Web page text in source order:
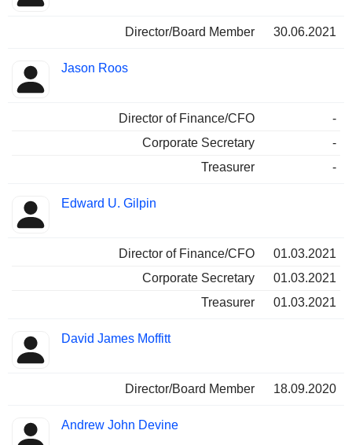
Director/Board Member 30.06.2021
Jason Roos
Director of Finance/CFO
-
Corporate Secretary
-
Treasurer
-
Edward U. Gilpin
Director of Finance/CFO
01.03.2021
Corporate Secretary
01.03.2021
Treasurer
01.03.2021
David James Moffitt
Director/Board Member 18.09.2020
Andrew John Devine